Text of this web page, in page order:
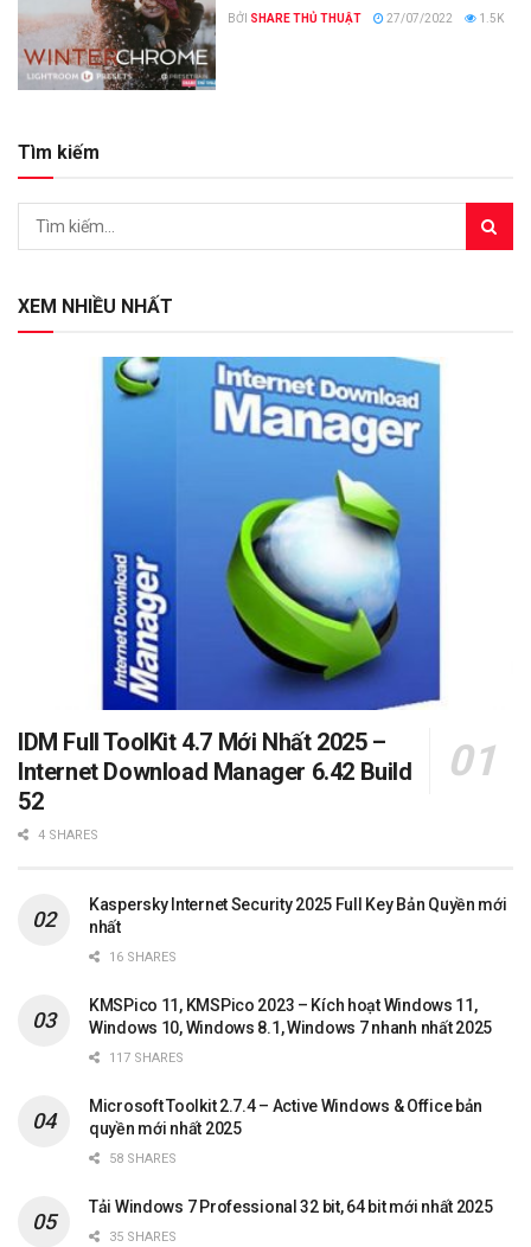
BỞI SHARE THỦ THUẬT 27/07/2022 1.5K
Tìm kiếm
XEM NHIỀU NHẤT
IDM Full ToolKit 4.7 Mới Nhất 2025 –
Internet Download Manager 6.42 Build
52
4 SHARES
Kaspersky Internet Security 2025 Full Key Bản Quyền mới
nhất
16 SHARES
KMSPico 11, KMSPico 2023 – Kích hoạt Windows 11,
Windows 10, Windows 8.1, Windows 7 nhanh nhất 2025
117 SHARES
Microsoft Toolkit 2.7.4 – Active Windows & Office bản
quyền mới nhất 2025
58 SHARES
Tải Windows 7 Professional 32 bit, 64 bit mới nhất 2025
35 SHARES